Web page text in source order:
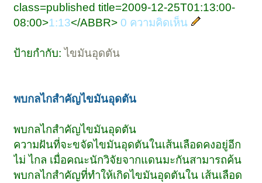
class=published title=2009-12-25T01:13:00-
08:00>1:13</ABBR>0 ความคิดเห็น
ป้ายกำกับ:ไขมันอุดตัน
พบกลไกสำคัญไขมันอุดตัน
พบกลไกสำคัญไขมันอุดตัน
ความฝันที่จะขจัดไขมันอุดตันในเส้นเลือดคงอยู่อีก
ไม่ ไกล เมื่อคณะนักวิจัยจากแดนมะกันสามารถค้น
พบกลไกสำคัญที่ทำให้เกิดไขมันอุดตันใน เส้นเลือด